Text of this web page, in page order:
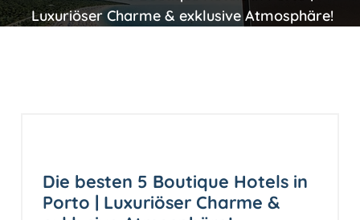
Luxuriöser Charme & exklusive Atmosphäre!
Die besten 5 Boutique Hotels in
Porto | Luxuriöser Charme &